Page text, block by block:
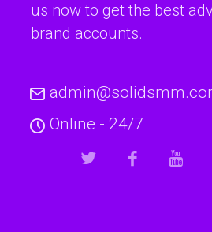
us now to get the best
brand accounts.
Online - 24/7